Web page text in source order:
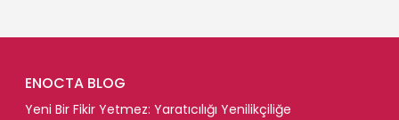
ENOCTA BLOG
Yeni Bir Fikir Yetmez: Yaratıcılığı Yenilikçiliğe